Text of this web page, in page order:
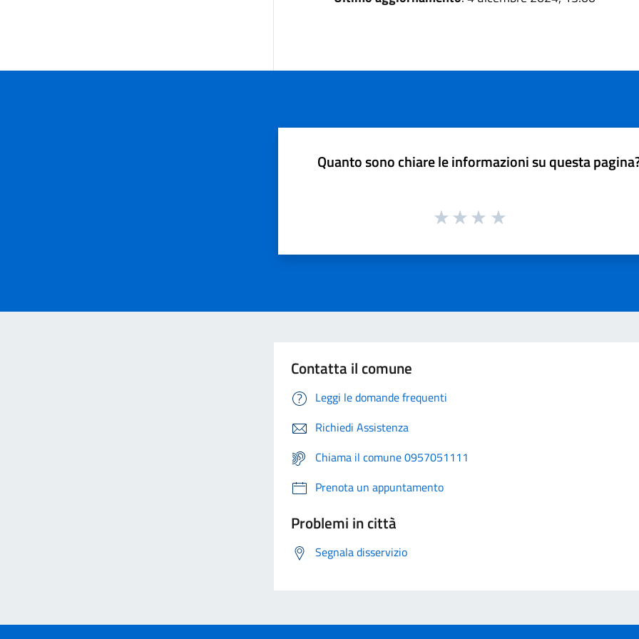
Quanto sono chiare le informazioni su questa
Contatta il comune
Leggi le domande frequenti
Richiedi Assistenza
Chiama il comune 0957051111
Prenota un appuntamento
Problemi in città
Segnala disservizio